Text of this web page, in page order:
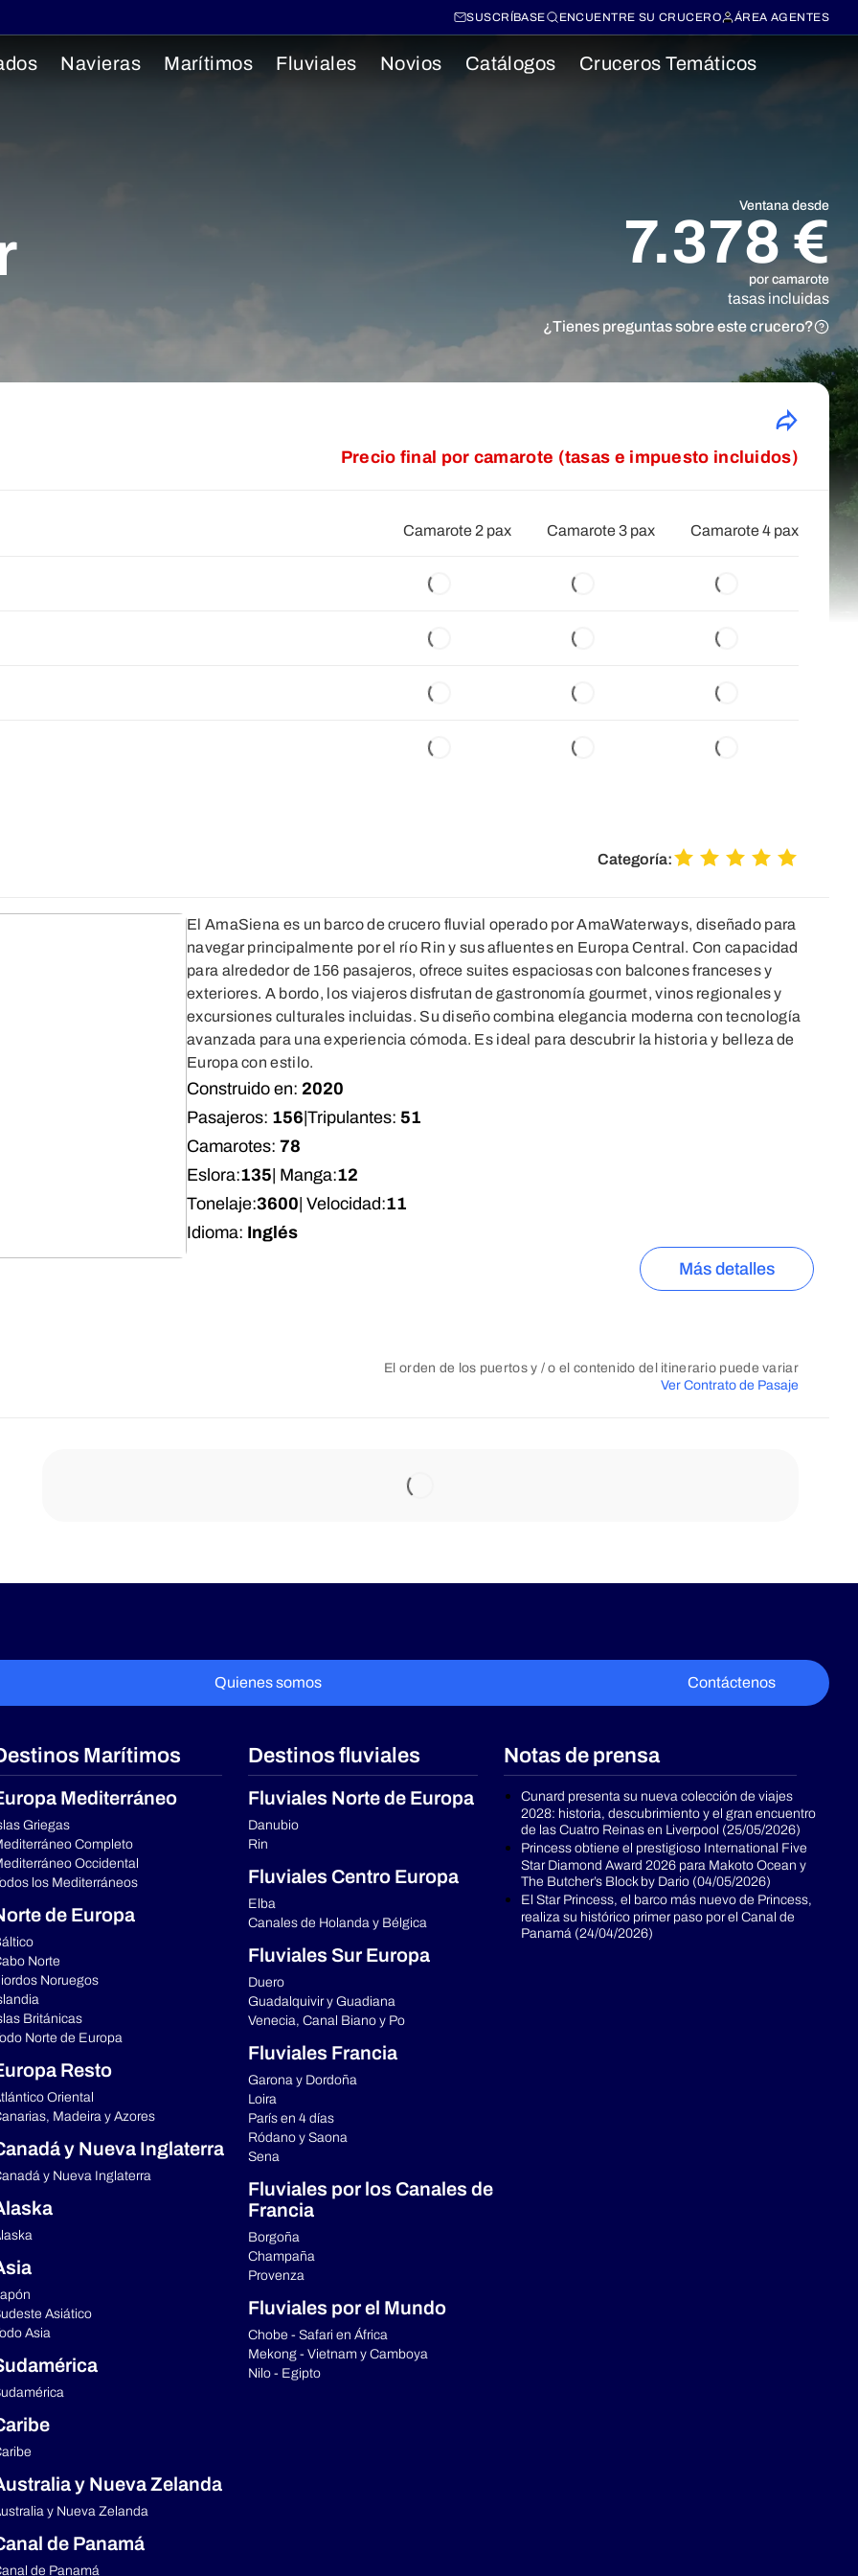
SUSCRÍBASE ENCUENTRE SU CRUCERO ÁREA AGENTES
Navieras Marítimos Fluviales Novios Catálogos Cruceros Temáticos
Ventana desde
7.378 €
por camarote
tasas incluidas
¿Tienes preguntas sobre este crucero?
Precio final por camarote (tasas e impuesto incluidos)
Camarote 2 pax Camarote 3 pax Camarote 4 pax
Categoría:
El AmaSiena es un barco de crucero fluvial operado por AmaWaterways, diseñado para
navegar principalmente por el río Rin y sus afluentes en Europa Central. Con capacidad
para alrededor de 156 pasajeros, ofrece suites espaciosas con balcones franceses y
exteriores. A bordo, los viajeros disfrutan de gastronomía gourmet, vinos regionales y
excursiones culturales incluidas. Su diseño combina elegancia moderna con tecnología
avanzada para una experiencia cómoda. Es ideal para descubrir la historia y belleza de
Europa con estilo.
Construido en: 2020
Pasajeros: 156 Tripulantes: 51
Camarotes: 78
Eslora:135 | Manga:12
Tonelaje:3600 | Velocidad:11
Idioma: Inglés
Más detalles
El orden de los puertos y / o el contenido del itinerario puede variar
Ver Contrato de Pasaje
Quienes somos Contáctenos
Marítimos
Mediterráneo
Griegas
Completo
Occidental
los Mediterráneos
de Europa
Norte
Noruegos
Británicas
Norte de Europa
Resto
Oriental
Madeira y Azores
y Nueva Inglaterra
y Nueva Inglaterra
Asiático
Asia
y Nueva Zelanda
y Nueva Zelanda
de Panamá
de Panamá
Destinos fluviales
Fluviales Norte de Europa
Danubio
Rin
Fluviales Centro Europa
Elba
Canales de Holanda y Bélgica
Fluviales Sur Europa
Duero
Guadalquivir y Guadiana
Venecia, Canal Biano y Po
Fluviales Francia
Garona y Dordoña
Loira
París en 4 días
Ródano y Saona
Sena
Fluviales por los Canales de
Francia
Borgoña
Champaña
Provenza
Fluviales por el Mundo
Chobe - Safari en África
Mekong - Vietnam y Camboya
Nilo - Egipto
Notas de prensa
Cunard presenta su nueva colección de viajes
2028: historia, descubrimiento y el gran encuentro
de las Cuatro Reinas en Liverpool (25/05/2026)
Princess obtiene el prestigioso International Five
Star Diamond Award 2026 para Makoto Ocean y
The Butcher’s Block by Dario (04/05/2026)
El Star Princess, el barco más nuevo de Princess,
realiza su histórico primer paso por el Canal de
Panamá (24/04/2026)